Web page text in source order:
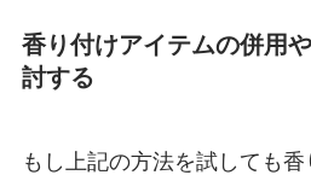
香り付けアイテムの併用
討する
もし上記の方法を試しても